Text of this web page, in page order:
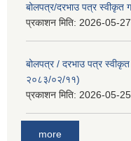
बोलपत्र/दरभाउ पत्र स्वीकृत
प्रकाशन मिति: 2026-05-27
बोलपत्र / दरभाउ पत्र
२०८३/०२/११)
प्रकाशन मिति: 2026-05-25
more